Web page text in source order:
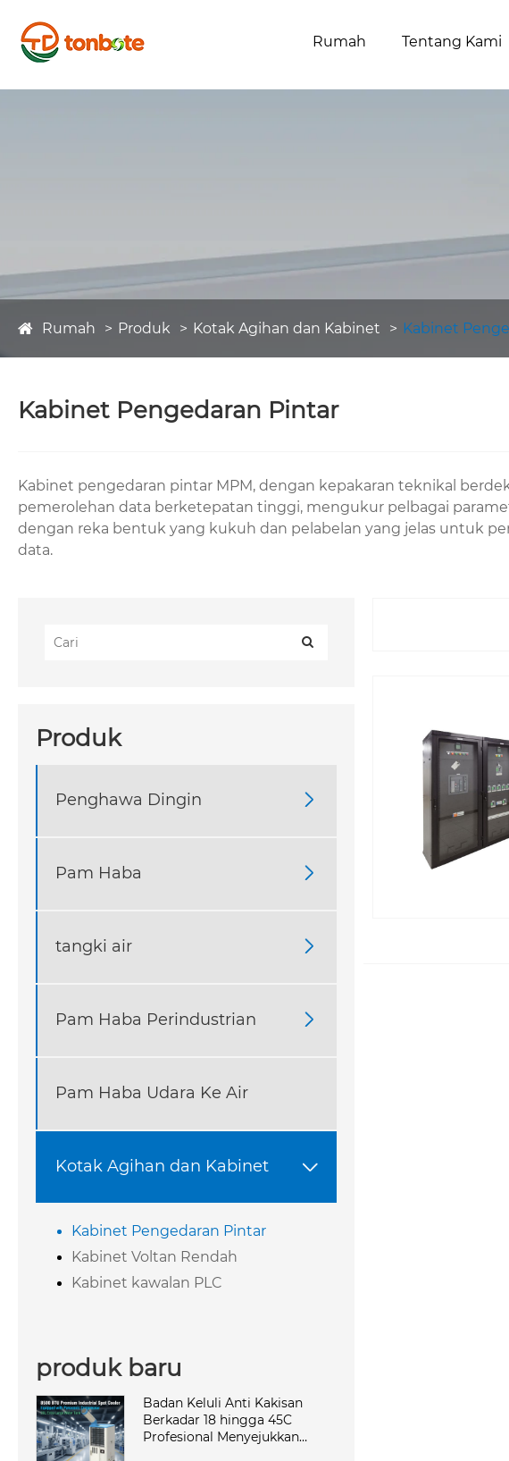
Rumah Tentang Kami
Rumah Produk Kotak Agihan dan Kabinet Kabinet
Kabinet Pengedaran Pintar
Kabinet pengedaran pintar MPM, dengan kepakaran teknikal
pemerolehan data berketepatan tinggi, mengukur pelbagai
dengan reka bentuk yang kukuh dan pelabelan yang jelas untuk
data.
Produk
Penghawa Dingin 
Pam Haba 
tangki air 
Pam Haba Perindustrian 
Pam Haba Udara Ke Air
Kotak Agihan dan Kabinet 
Kabinet Pengedaran Pintar
Kabinet Voltan Rendah
Kabinet kawalan PLC
produk baru
Badan Keluli Anti Kakisan
Berkadar 18 hingga 45C
Profesional Menyejukkan